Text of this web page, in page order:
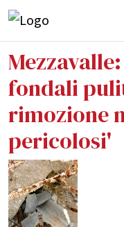
fondali
rimozione
pericolosi'